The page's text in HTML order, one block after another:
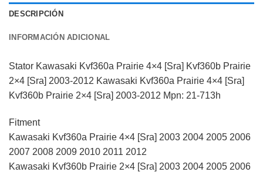
DESCRIPCIÓN
INFORMACIÓN ADICIONAL
Stator Kawasaki Kvf360a Prairie 4×4 [Sra] Kvf360b Prairie
2×4 [Sra] 2003-2012 Kawasaki Kvf360a Prairie 4×4 [Sra]
Kvf360b Prairie 2×4 [Sra] 2003-2012 Mpn: 21-713h
Fitment
Kawasaki Kvf360a Prairie 4×4 [Sra] 2003 2004 2005 2006
2007 2008 2009 2010 2011 2012
Kawasaki Kvf360b Prairie 2×4 [Sra] 2003 2004 2005 2006